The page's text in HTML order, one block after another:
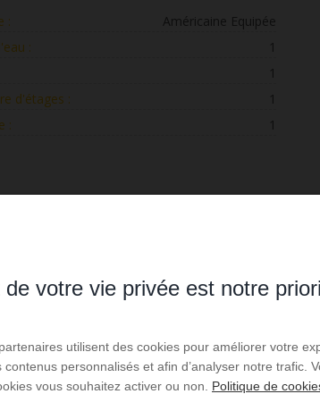
:
Américaine Equipée
:
1
1
d'étages :
1
:
1
: entre 508 € et 688 € par an.
compris).
de votre vie privée est notre
utilisent des cookies pour améliorer votre
personnalisés et afin d’analyser notre trafic.
vous souhaitez activer ou non. Politique de